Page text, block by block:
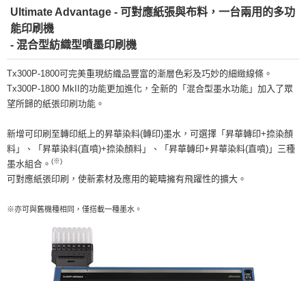
Ultimate Advantage - 可對應紙張與布料，一台兩用的多功
能印刷機
- 混合型紡織型噴墨印刷機
Tx300P-1800可完美重現紡織品豐富的漸層色彩及巧妙的細緻線條。
Tx300P-1800 MkII的功能更加進化，全新的「混合型墨水功能」加入了眾
望所歸的紙張印刷功能。
新增可印刷至轉印紙上的昇華染料(轉印)墨水，可選擇「昇華轉印+捺染顏
料」、「昇華染料(直噴)+捺染顏料」、「昇華轉印+昇華染料(直噴)」三種
墨水組合。 (※)
可對應紙張印刷，使新素材及應用的範疇擁有飛躍性的擴大。
※亦可與舊機種相同，僅搭載一種墨水。